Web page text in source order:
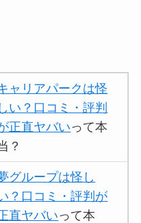
ャリアパークは怪
しい？口コミ・評判
正直ヤバいって本
？
グループは怪し
？口コミ・評判が
直ヤバいって本